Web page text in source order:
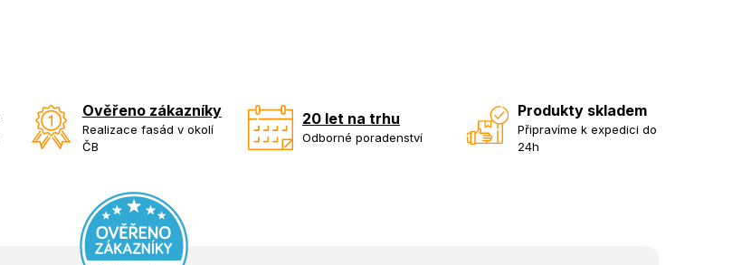
Ověřeno zákazníky
Realizace fasád v okolí
ČB
20 let na trhu
Odborné poradenství
Produkty skladem
Připravíme k expedici do
24h